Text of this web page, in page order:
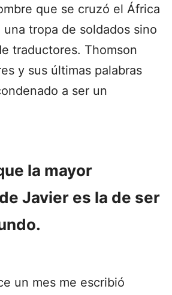
que se cruzó el África
tropa de soldados sino
traductores. Thomson
y sus últimas palabras
a ser un
la mayor
Javier es la de ser
un mes me escribió